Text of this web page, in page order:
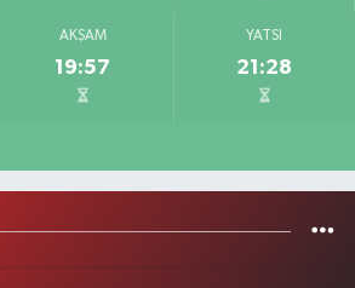
AKŞAM
19:57
YATSI
21:28